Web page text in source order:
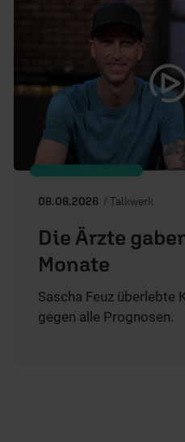
08.08.2026 / Talkwerk
Die Ärzte
Monate
Sascha Feuz überlebte
gegen alle Prognosen.